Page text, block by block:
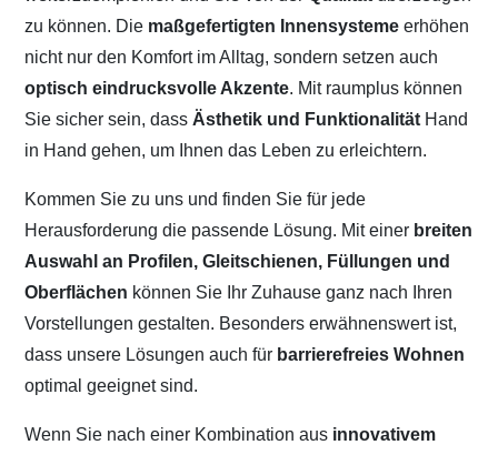
zu können. Die maßgefertigten Innensystemeerhöhen
nicht nur den Komfort im Alltag, sondern setzen auch
optisch eindrucksvolle Akzente. Mit raumplus können
Sie sicher sein, dass Ästhetik und Funktionalität Hand
in Hand gehen, um Ihnen das Leben zu erleichtern.
Kommen Sie zu uns und finden Sie für jede
Herausforderung die passende Lösung. Mit einer breiten
Auswahl an Profilen, Gleitschienen, Füllungen und
Oberflächen können Sie Ihr Zuhause ganz nach Ihren
Vorstellungen gestalten. Besonders erwähnenswert ist,
dass unsere Lösungen auch für barrierefreies Wohnen
optimal geeignet sind.
Wenn Sie nach einer Kombination aus innovativem